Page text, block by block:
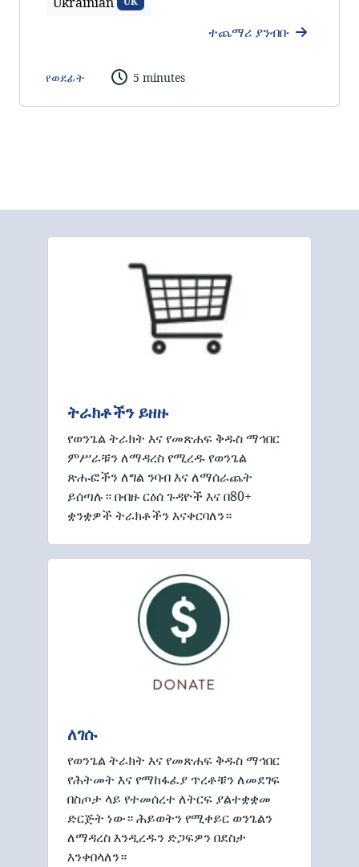
ተጨማሪ ያንብቡ
የወደፊት 5 minutes
ትራክቶችን ይዘዙ
የወንጌል ትራክት እና የመጽሐፍ ቅዱስ ማኅበር
ምሥራቹን ለማዳረስ የሚረዱ የወንጌል
ጽሑፎችን ለግል ንባብ እና ለማሰራጨት
ይሰጣሉ። በብዙ ርዕሰ ጉዳዮች እና በ80+
ቋንቋዎች ትራክቶችን እናቀርባለን።
ለገሱ
የወንጌል ትራክት እና የመጽሐፍ ቅዱስ ማኅበር
የሕትመት እና የማከፋፈያ ጥረቶቹን ለመደገፍ
በስጦታ ላይ የተመሰረተ ለትርፍ ያልተቋቋመ
ድርጅት ነው። ሕይወትን የሚቀይር ወንጌልን
ለማዳረስ እንዲረዱን ድጋፍዎን በደስታ
እንቀበላለን።